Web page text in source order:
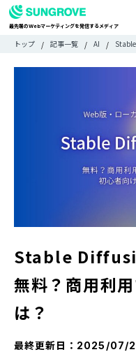
最先端のWebマーケティングを発信するメディア
WRITER
ライターで探す
FEATURE
利用規約
検
検
トップ 記事一覧 AI
Stable
無料？商用利
は？
最終更新日： 2025/07/